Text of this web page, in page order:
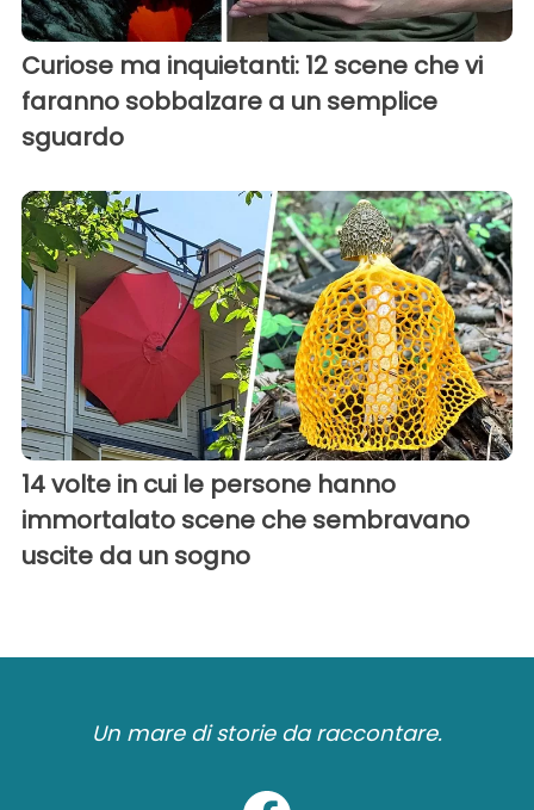
Curiose ma inquietanti: 12 scene che vi
faranno sobbalzare a un semplice
sguardo
14 volte in cui le persone hanno
immortalato scene che sembravano
uscite da un sogno
Un mare di storie da raccontare.